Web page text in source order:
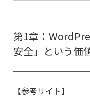
第1章：
安全」という価
【参考サイト】